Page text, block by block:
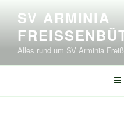
Inhalt
springen
SV ARMINIA
Alles rund um SV Arminia